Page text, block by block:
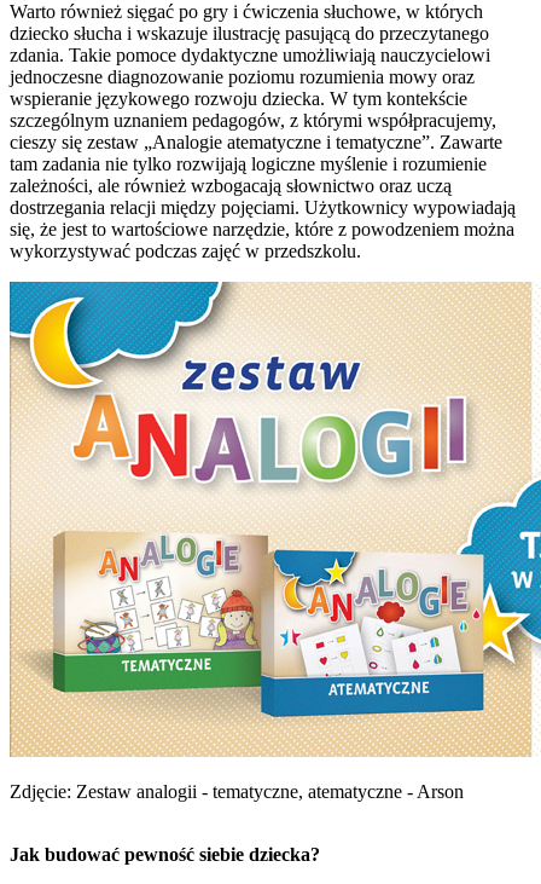
Warto również sięgać po gry i ćwiczenia słuchowe, w których
dziecko słucha i wskazuje ilustrację pasującą do przeczytanego
zdania. Takie pomoce dydaktyczne umożliwiają nauczycielowi
jednoczesne diagnozowanie poziomu rozumienia mowy oraz
wspieranie językowego rozwoju dziecka. W tym kontekście
szczególnym uznaniem pedagogów, z którymi współpracujemy,
cieszy się zestaw „Analogie atematyczne i tematyczne”. Zawarte
tam zadania nie tylko rozwijają logiczne myślenie i rozumienie
zależności, ale również wzbogacają słownictwo oraz uczą
dostrzegania relacji między pojęciami. Użytkownicy wypowiadają
się, że jest to wartościowe narzędzie, które z powodzeniem można
wykorzystywać podczas zajęć w przedszkolu.
Zdjęcie: Zestaw analogii - tematyczne, atematyczne - Arson
Jak budować pewność siebie dziecka?